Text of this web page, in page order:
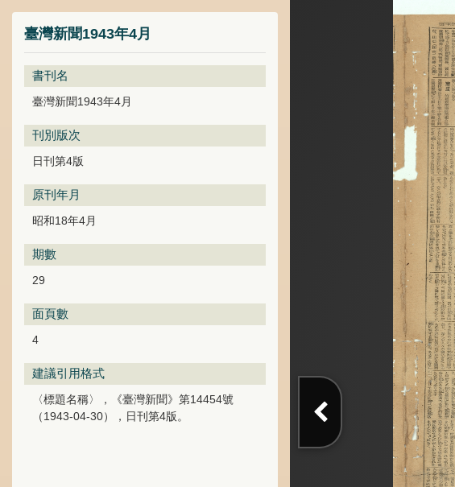
臺灣新聞1943年4月
書刊名
臺灣新聞1943年4月
刊別版次
日刊第4版
原刊年月
昭和18年4月
期數
29
面頁數
4
建議引用格式
〈標題名稱〉，《臺灣新聞》第14454號
（1943-04-30），日刊第4版。